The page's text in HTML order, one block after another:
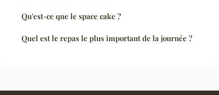
Qu'est-ce que le space cake ?
Quel est le repas le plus important de la journée ?